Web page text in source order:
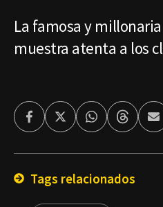
La famosa y
muestra atenta a los
FacebookTwitterWhatsappThreads
por
Tags relacionados